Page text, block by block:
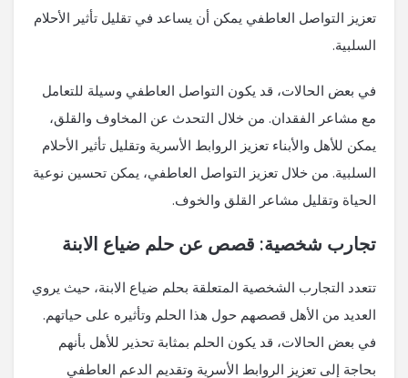
تعزيز التواصل العاطفي يمكن أن يساعد في تقليل تأثير الأحلام
السلبية.
في بعض الحالات، قد يكون التواصل العاطفي وسيلة للتعامل
مع مشاعر الفقدان. من خلال التحدث عن المخاوف والقلق،
يمكن للأهل والأبناء تعزيز الروابط الأسرية وتقليل تأثير الأحلام
السلبية. من خلال تعزيز التواصل العاطفي، يمكن تحسين نوعية
الحياة وتقليل مشاعر القلق والخوف.
تجارب شخصية: قصص عن حلم ضياع الابنة
تتعدد التجارب الشخصية المتعلقة بحلم ضياع الابنة، حيث يروي
العديد من الأهل قصصهم حول هذا الحلم وتأثيره على حياتهم.
في بعض الحالات، قد يكون الحلم بمثابة تحذير للأهل بأنهم
بحاجة إلى تعزيز الروابط الأسرية وتقديم الدعم العاطفي